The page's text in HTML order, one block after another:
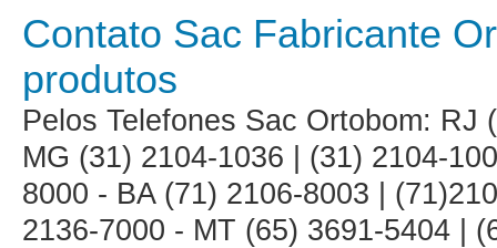
Contato Sac Fabricante
produtos
Pelos Telefones Sac Ortobom: RJ
MG (31) 2104-1036 | (31) 2104-
8000 - BA (71) 2106-8003 |
2136-7000 - MT (65) 3691-5404 |